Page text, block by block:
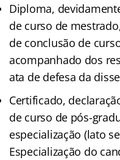
Diploma,
de curso de
de conclusão de
acompanhado dos
ata de defesa da
Certificado,
de curso de pós-
especialização (lato
Especialização do